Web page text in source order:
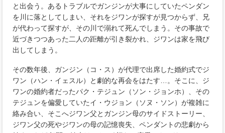
と出会う。あるトラブルでガンジンが大事にしていたペンダン
を川に落としてしまい、それをジワンが探すが見つからず、兄
が代わって探すが、その川で溺れて死んでしまう。その事故で
近づきつつあった二人の距離が引き裂かれ、ジワンは家を飛び
出してしまう。
その数年後、ガンジン（コ・ス）が代理で出席した婚約式でジ
ワン（ハン・イェスル）と劇的な再会をはたす…。そこに、ジ
ワンの婚約者だったパク・テジュン（ソン・ジョンホ）、その
テジュンを偏愛していたイ・ウジョン（ソヌ・ソン）が複雑に
絡み合い、そこへジワン父とガンジン母のサイドストーリー、
ジワン父の死やジワンの母の記憶喪失、ペンダントの悲劇から